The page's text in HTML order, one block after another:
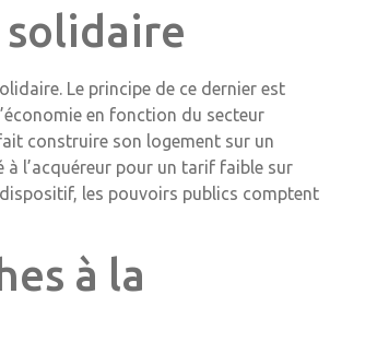
Le principe de ce dernier est
en fonction du secteur
construire son logement sur un
à l’acquéreur pour un tarif faible sur
les pouvoirs publics comptent
à la